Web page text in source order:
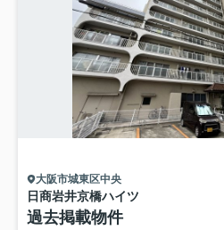
大阪市城東区中央
日商岩井京橋ハイツ
過去掲載物件